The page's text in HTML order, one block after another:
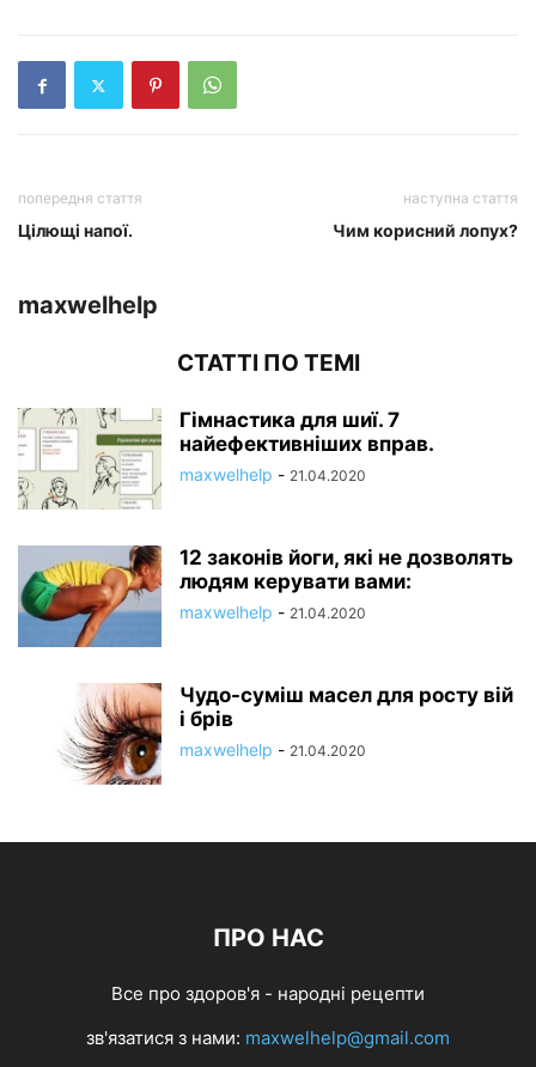
попередня стаття
Цілющі напої.
наступна стаття
Чим корисний лопух?
maxwelhelp
СТАТТІ ПО ТЕМІ
Гімнастика для шиї. 7
найефективніших вправ.
maxwelhelp - 21.04.2020
12 законів йоги, які не дозволять
людям керувати вами:
maxwelhelp - 21.04.2020
Чудо-суміш масел для росту вій
і брів
maxwelhelp - 21.04.2020
ПРО НАС
Все про здоров'я - народні рецепти
зв'язатися з нами: maxwelhelp@gmail.com